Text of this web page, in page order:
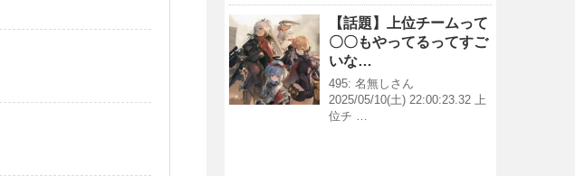
【話題】上位チームって
〇〇もやってるってすご
いな…
495: 名無しさん
2025/05/10(土) 22:00:23.32 上
位チ …